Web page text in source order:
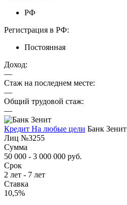
РФ
Регистрация в РФ:
Постоянная
Доход:
—
Стаж на последнем месте:
—
Общий трудовой стаж:
—
Кредит На любые цели Банк Зенит
Лиц №3255
Сумма
50 000 - 3 000 000 руб.
Срок
2 лет - 7 лет
Ставка
10,5%